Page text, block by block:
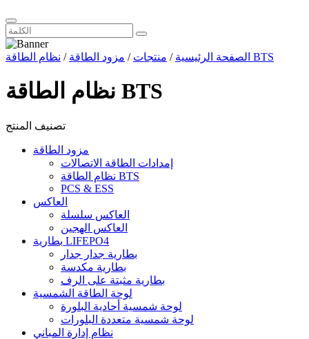
الصفحة الرئيسية / منتجات / مزود الطاقة / نظام الطاقة BTS
نظام الطاقة BTS
تصنيف المنتج
مزود الطاقة
إمدادات الطاقة الاتصالات
نظام الطاقة BTS
PCS & ESS
العاكس
العاكس سلسلة
العاكس الهجين
بطارية LIFEPO4
بطارية جدار جدار
بطارية مكدسة
بطارية مثبتة على الرف
لوحة الطاقة الشمسية
لوحة شمسية أحادية البلورة
لوحة شمسية متعددة البلورات
نظام إدارة المباني